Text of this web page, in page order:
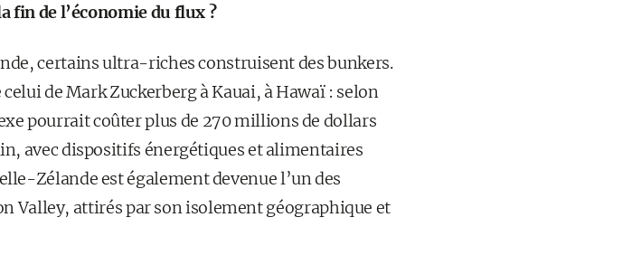
fin de l’économie du flux ?
certains ultra-riches construisent des bunkers.
de Mark Zuckerberg à Kauai, à Hawaï : selon
pourrait coûter plus de 270 millions de dollars
avec dispositifs énergétiques et alimentaires
Zélande est également devenue l’un des
Valley, attirés par son isolement géographique et